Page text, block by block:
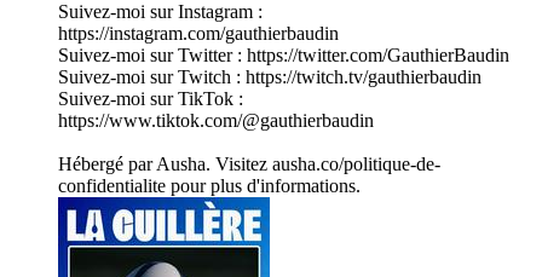
Suivez-moi sur Instagram :
https://instagram.com/gauthierbaudin
Suivez-moi sur Twitter : https://twitter.com/GauthierBaudin
Suivez-moi sur Twitch : https://twitch.tv/gauthierbaudin
Suivez-moi sur TikTok :
https://www.tiktok.com/@gauthierbaudin
Hébergé par Ausha. Visitez ausha.co/politique-de-
confidentialite pour plus d'informations.